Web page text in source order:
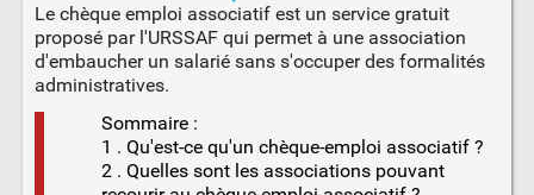
Le chèque emploi associatif est un service gratuit
proposé par l'URSSAF qui permet à une association
d'embaucher un salarié sans s'occuper des formalités
administratives.
Sommaire :
1 . Qu'est-ce qu'un chèque-emploi associatif ?
2 . Quelles sont les associations pouvant